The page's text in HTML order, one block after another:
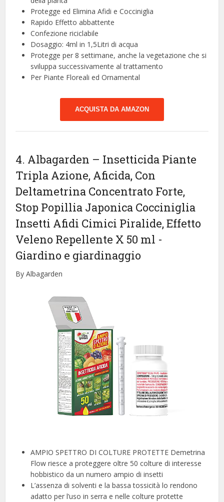
Protegge ed Elimina Afidi e Cocciniglia
Rapido Effetto abbattente
Confezione riciclabile
Dosaggio: 4ml in 1,5Litri di acqua
Protegge per 8 settimane, anche la vegetazione che si
sviluppa successivamente al trattamento
Per Piante Floreali ed Ornamental
ACQUISTA DA AMAZON
4. Albagarden – Insetticida Piante
Tripla Azione, Aficida, Con
Deltametrina Concentrato Forte,
Stop Popillia Japonica Cocciniglia
Insetti Afidi Cimici Piralide, Effetto
Veleno Repellente X 50 ml -
Giardino e giardinaggio
By Albagarden
AMPIO SPETTRO DI COLTURE PROTETTE Demetrina
Flow riesce a proteggere oltre 50 colture di interesse
hobbistico da un numero ampio di insetti
L’assenza di solventi e la bassa tossicità lo rendono
adatto per l’uso in serra e nelle colture protette